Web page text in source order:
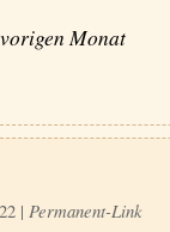
Monat
| Permanent-Link